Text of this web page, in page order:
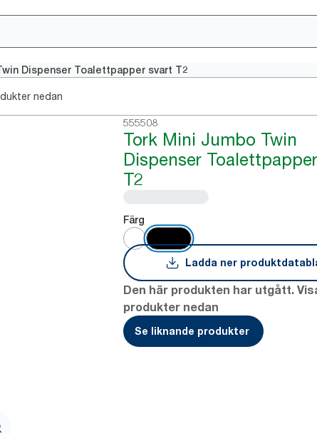
Dispenser Toalettpapper svart T2
nedan
555508
Tork Mini Jumbo Twin
Dispenser
T2
Färg
Ladda ner
Den här produkten har utgått.
produkter nedan
Se liknande produkter